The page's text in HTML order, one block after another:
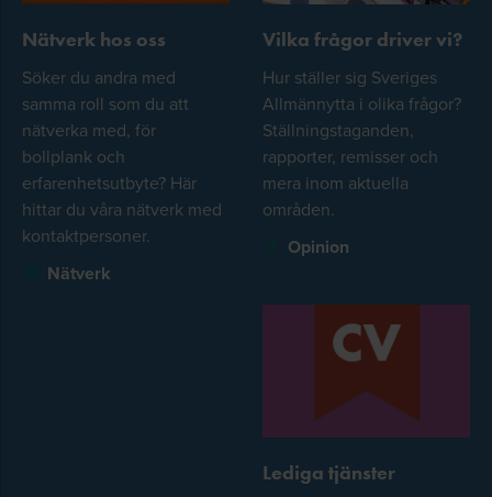
Nätverk hos oss
Söker du andra med
samma roll som du att
nätverka med, för
bollplank och
erfarenhetsutbyte? Här
hittar du våra nätverk med
kontaktpersoner.
Nätverk
Vilka frågor driver vi?
Hur ställer sig Sveriges
Allmännytta i olika frågor?
Ställningstaganden,
rapporter, remisser och
mera inom aktuella
områden.
Opinion
Lediga tjänster